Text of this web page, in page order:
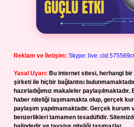
Reklam ve İletişim: Skype:
Yasal Uyarı: Bu internet sitesi, herhangi
şirketi ile hiçbir bağlantısı
hazırladığımız makaleler
haber niteliği taşımamakta olup, gerçek
paylaşım yapılmamaktadır. Gerçek kurum
benzerlikleri tamamen tesadüfidir.